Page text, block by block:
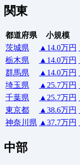
関東
都道府県 小規模
茨城県
▲14.0万円
栃木県
▲14.0万円
群馬県
▲14.0万円
埼玉県
▲25.7万円
千葉県
▲25.7万円
東京都
▲38.6万円
神奈川県 ▲37.7万円
中部